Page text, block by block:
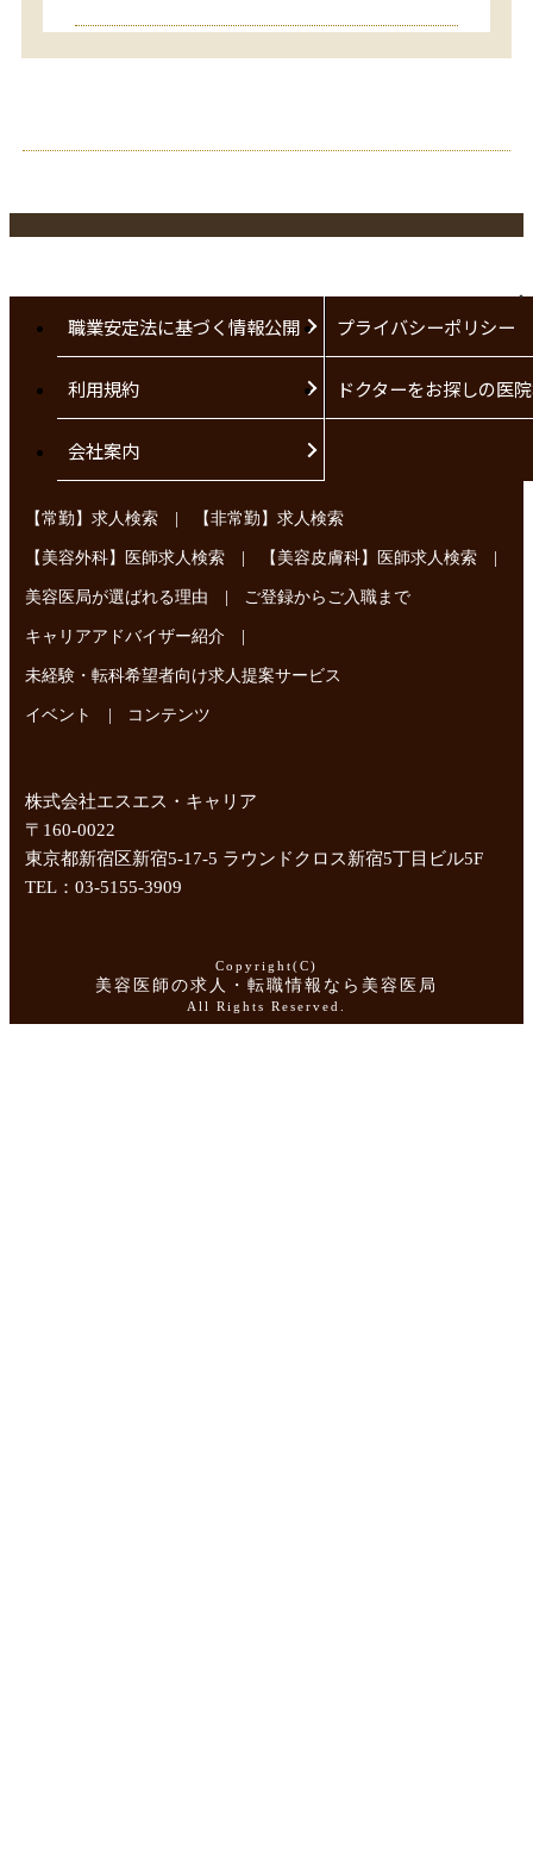
職業安定法に基づく情報公開 プライバシーポリシー
利用規約 ドクターをお探しの医
会社案内
【常勤】求人検索 | 【非常勤】求人検索
【美容外科】医師求人検索 | 【美容皮膚科】医師求人検索 |
美容医局が選ばれる理由 | ご登録からご入職まで
キャリアアドバイザー紹介 |
未経験・転科希望者向け求人提案サービス
イベント | コンテンツ
株式会社エスエス・キャリア
〒160-0022
東京都新宿区新宿5-17-5 ラウンドクロス新宿5丁目ビル5F
TEL：03-5155-3909
Copyright(C)
美容医師の求人・転職情報なら美容医局
All Rights Reserved.